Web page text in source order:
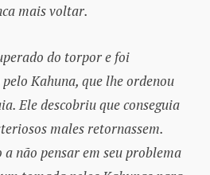
mais voltar.
do torpor e foi
Kahuna, que lhe ordenou
Ele descobriu que conseguia
males retornassem.
não pensar em seu problema